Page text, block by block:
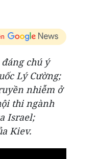
chú ý
Lý Cường;
nhiễm ở
thi ngành
Israel;
Kiev.